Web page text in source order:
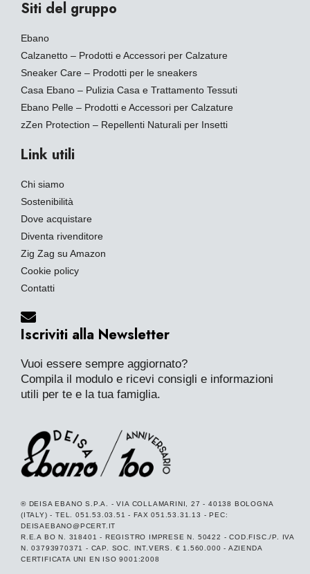
Siti del gruppo
Ebano
Calzanetto – Prodotti e Accessori per Calzature
Sneaker Care – Prodotti per le sneakers
Casa Ebano – Pulizia Casa e Trattamento Tessuti
Ebano Pelle – Prodotti e Accessori per Calzature
zZen Protection – Repellenti Naturali per Insetti
Link utili
Chi siamo
Sostenibilità
Dove acquistare
Diventa rivenditore
Zig Zag su Amazon
Cookie policy
Contatti
Iscriviti alla Newsletter
Vuoi essere sempre aggiornato?
Compila il modulo e ricevi consigli e informazioni
utili per te e la tua famiglia.
® DEISA EBANO S.P.A. - VIA COLLAMARINI, 27 - 40138 BOLOGNA
(ITALY) - TEL. 051.53.03.51 - FAX 051.53.31.13 - PEC:
DEISAEBANO@PCERT.IT
R.E.A BO N. 318401 - REGISTRO IMPRESE N. 50422 - COD.FISC./P. IVA
N. 03793970371 - CAP. SOC. INT.VERS. € 1.560.000 - AZIENDA
CERTIFICATA UNI EN ISO 9001:2008